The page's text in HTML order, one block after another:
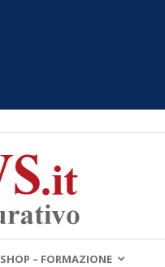
SHOP – FORMAZIONE